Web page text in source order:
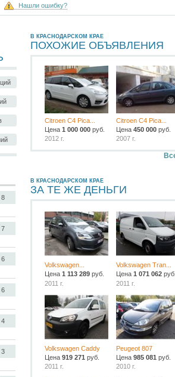
Нашли ошибку?
8
7
6
6
4
3
В КРАСНОДАРСКОМ КРАЕ
ПОХОЖИЕ ОБЪЯВЛЕНИЯ
Citroen C4 Pica...
Цена1 000 000 руб.
2012 г.
Citroen C4 Pica...
Цена450 000 руб.
2007 г.
В КРАСНОДАРСКОМ КРАЕ
ЗА ТЕ ЖЕ ДЕНЬГИ
Volkswagen...
Цена1 113 289 руб.
2011 г.
Volkswagen Tran...
Цена1 071 062 руб.
2011 г.
Volkswagen Caddy
Цена919 271 руб.
2011 г.
Peugeot 807
Цена985 081 руб.
2010 г.